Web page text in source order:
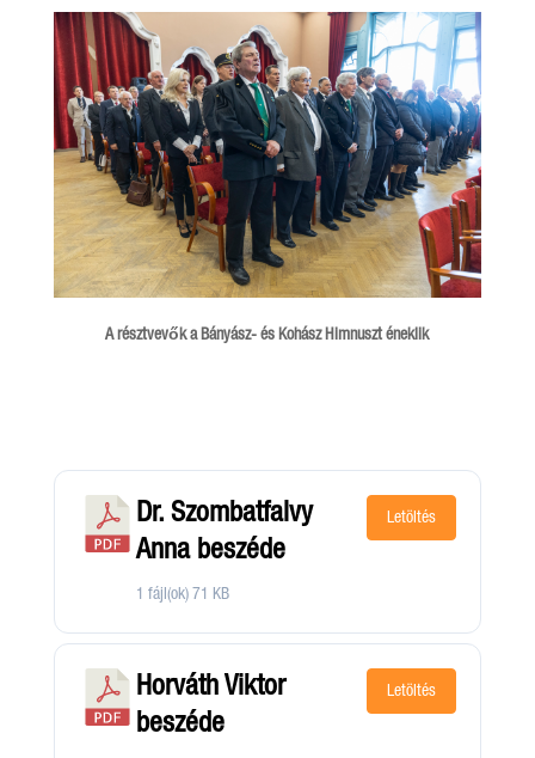
A résztvevők a Bányász- és Kohász Himnuszt éneklik
Dr. Szombatfalvy
Anna beszéde
1 fájl(ok) 71 KB
Letöltés
Horváth Viktor
beszéde
Letöltés